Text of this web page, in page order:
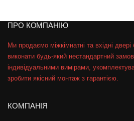
ПРО КОМПАНІЮ
Ми продаємо міжкімнатні та вхідні двері
виконати будь-який нестандартний
індивідуальними вимірами,
зробити якісний монтаж з гарантією.
КОМПАНІЯ